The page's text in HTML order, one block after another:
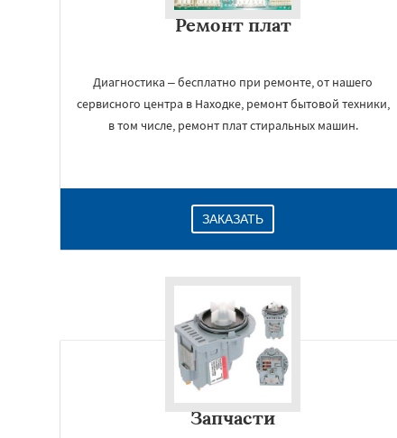
Ремонт плат
Диагностика – бесплатно при ремонте, от нашего
сервисного центра в Находке, ремонт бытовой техники,
в том числе, ремонт плат стиральных машин.
ЗАКАЗАТЬ
Запчасти